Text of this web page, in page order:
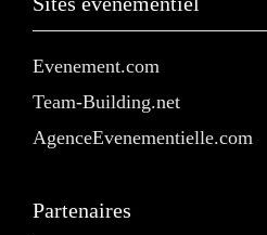
Evenement.com
Team-Building.net
AgenceEvenementielle.com
Partenaires